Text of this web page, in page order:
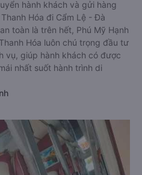
hành khách và gửi hàng
Hóa đi Cẩm Lệ - Đà
toàn là trên hết, Phú Mỹ Hạnh
Hóa luôn chú trọng đầu tư
vụ, giúp hành khách có được
nhất suốt hành trình di